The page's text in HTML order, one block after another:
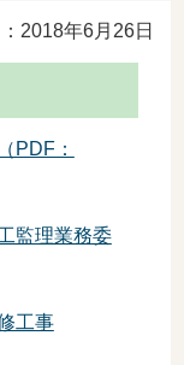
2018年6月26日
PDF：
監理業務委
工事